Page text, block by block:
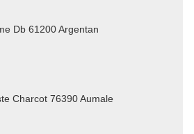
Db 61200 Argentan
Charcot 76390 Aumale